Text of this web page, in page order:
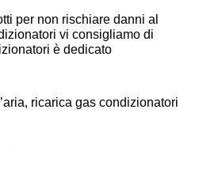
per non rischiare danni al
vi consigliamo di
è dedicato
ricarica gas condizionatori